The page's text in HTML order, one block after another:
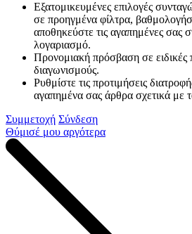
Εξατομικευμένες επιλογές
σε προηγμένα φίλτρα,
αποθηκεύστε τις αγαπημένες σας
λογαριασμό.
Προνομιακή πρόσβαση σε ειδικές
διαγωνισμούς.
Ρυθμίστε τις προτιμήσεις
αγαπημένα σας άρθρα σχετικά με
Συμμετοχή Σύνδεση
Θύμισέ μου αργότερα